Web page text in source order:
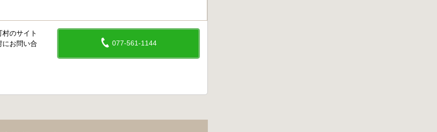
077-561-1144
のサイト
にお問い合